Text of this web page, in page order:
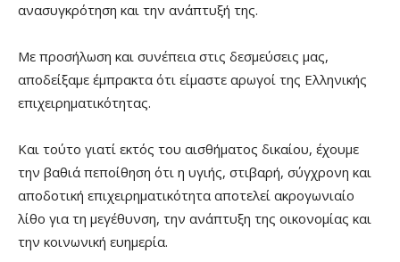
ανασυγκρότηση και την ανάπτυξή της.
Με προσήλωση και συνέπεια στις δεσμεύσεις μας,
αποδείξαμε έμπρακτα ότι είμαστε αρωγοί της Ελληνικής
επιχειρηματικότητας.
Και τούτο γιατί εκτός του αισθήματος δικαίου, έχουμε
την βαθιά πεποίθηση ότι η υγιής, στιβαρή, σύγχρονη και
αποδοτική επιχειρηματικότητα αποτελεί ακρογωνιαίο
λίθο για τη μεγέθυνση, την ανάπτυξη της οικονομίας και
την κοινωνική ευημερία.